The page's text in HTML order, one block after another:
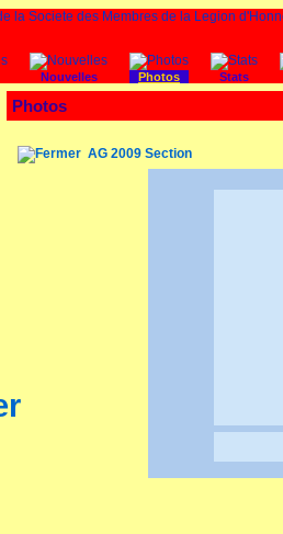
Nouvelles Photos Stats
Photos
AG 2009 Section